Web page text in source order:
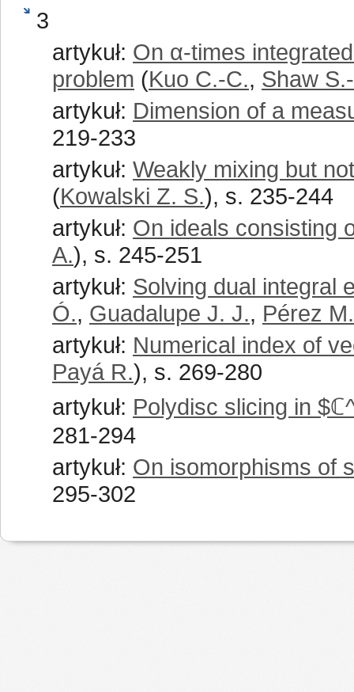
3
artykuł: On α-times
problem (Kuo C.-C., Shaw
artykuł: Dimension of a
219-233
artykuł: Weakly mixing but
(Kowalski Z. S.), s. 235-244
artykuł: On ideals consisting
A.), s. 245-251
artykuł: Solving dual integral
Ó., Guadalupe J. J., Pérez M.
artykuł: Numerical index of
Payá R.), s. 269-280
artykuł: Polydisc slicing in
281-294
artykuł: On isomorphisms of
295-302